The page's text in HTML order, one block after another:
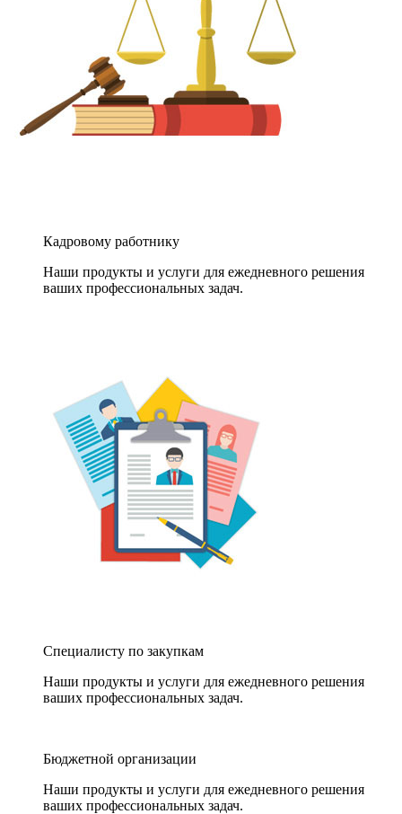
Кадровому работнику
Наши продукты и услуги для ежедневного решения
ваших профессиональных задач.
Специалисту по закупкам
Наши продукты и услуги для ежедневного решения
ваших профессиональных задач.
Бюджетной организации
Наши продукты и услуги для ежедневного решения
ваших профессиональных задач.